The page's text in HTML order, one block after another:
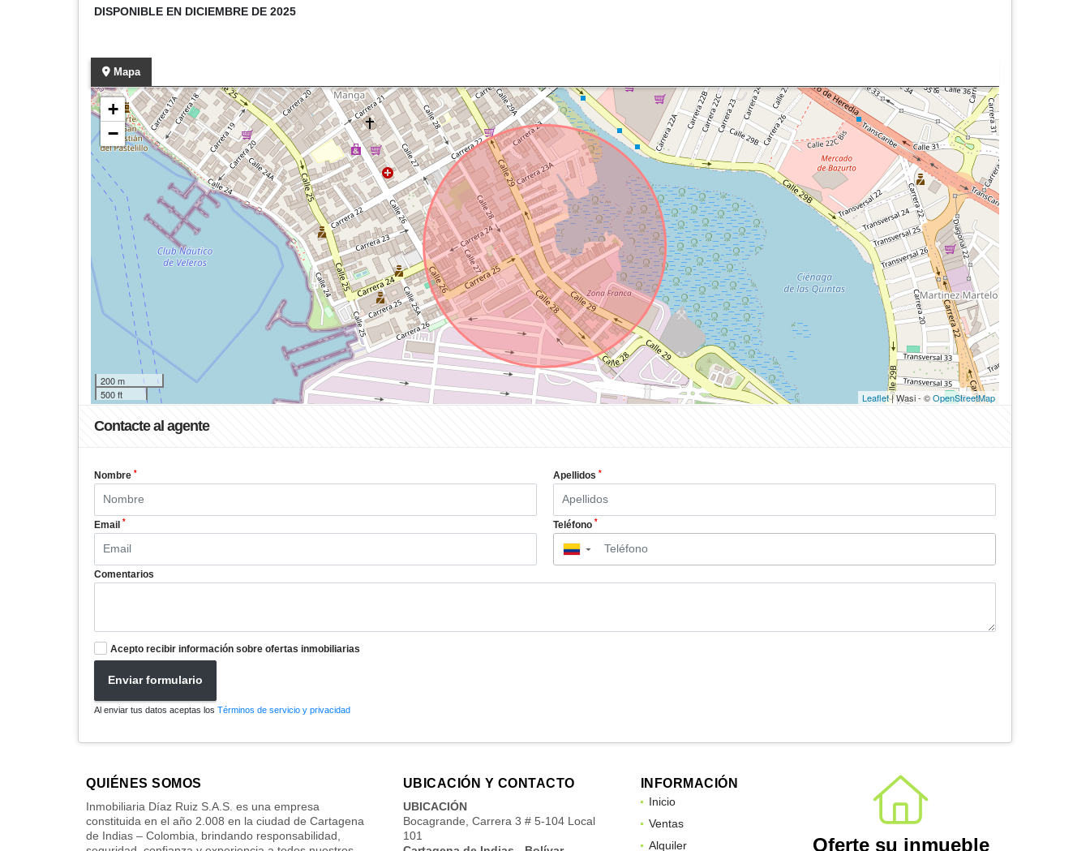
DISPONIBLE EN DICIEMBRE DE 2025
Mapa
+
−
200 m
500 ft
Leaflet| Wasi - ©OpenStreetMap
Contacte al agente
Nombre * Apellidos *
Email * Teléfono *
▼
Comentarios
Acepto recibir información sobre ofertas inmobiliarias
Enviar formulario
Al enviar tus datos aceptas los Términos de servicio y privacidad
QUIÉNES SOMOS
Inmobiliaria Díaz Ruiz S.A.S. es una empresa
constituida en el año 2.008 en la ciudad de Cartagena
de Indias – Colombia, brindando responsabilidad,
UBICACIÓN Y CONTACTO
UBICACIÓN
Bocagrande, Carrera 3 # 5-104 Local
101
INFORMACIÓN
Inicio
Ventas
Alquiler
Oferte su inmueble